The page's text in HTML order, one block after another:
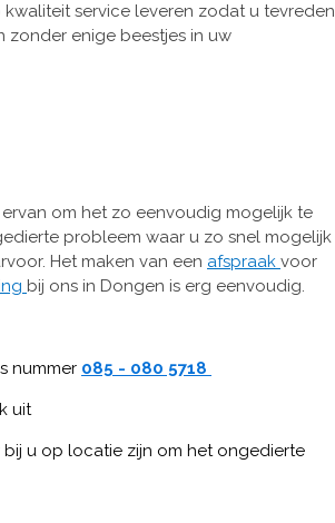
service leveren zodat u tevreden
enige beestjes in uw
om het zo eenvoudig mogelijk te
probleem waar u zo snel mogelijk
Het maken van een afspraak voor
bij ons in Dongen is erg eenvoudig.
nummer 085 - 080 5718
uit
u op locatie zijn om het ongedierte